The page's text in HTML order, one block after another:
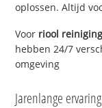
oplossen. Altijd
Voor riool reiniging
hebben 24/7
omgeving
Jarenlange ervaring